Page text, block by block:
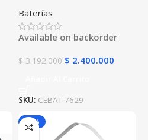
POWEST FLS122000DC |
Energía Solar | Deep Cycle
VRLA | Off-Grid
Baterías
Available on backorder
$3.192.000 $ 2.400.000
SKU: CEBAT-7629
-25%